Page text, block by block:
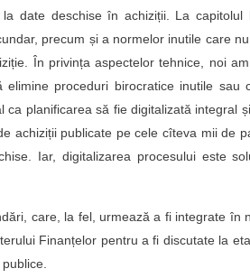
date deschise în achiziții. La capitolul
precum și a normelor inutile care
În privința aspectelor tehnice, noi
proceduri birocratice inutile sau
planificarea să fie digitalizată integral
achiziții publicate pe cele cîteva mii de
Iar, digitalizarea procesului este
care, la fel, urmează a fi integrate în
Finanțelor pentru a fi discutate la